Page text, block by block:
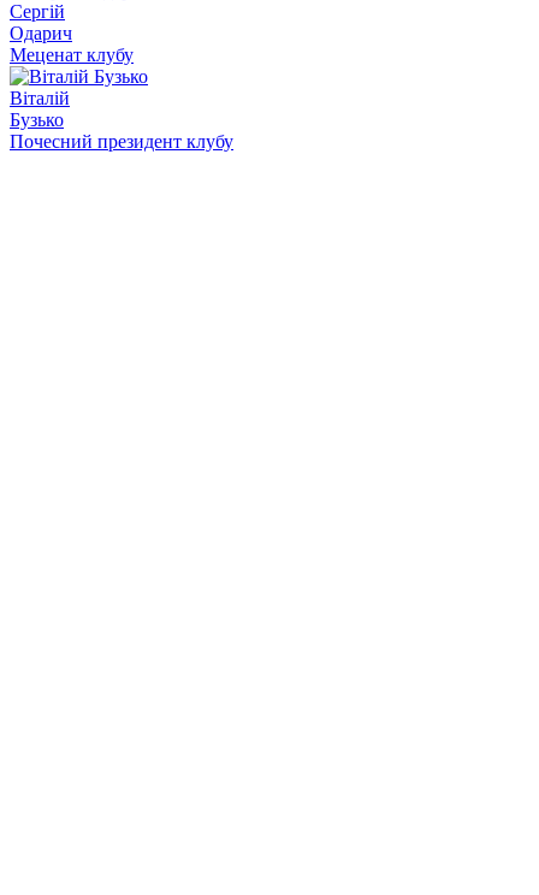
Сергій
Одарич
Меценат клубу
Віталій
Бузько
Почесний президент клубу